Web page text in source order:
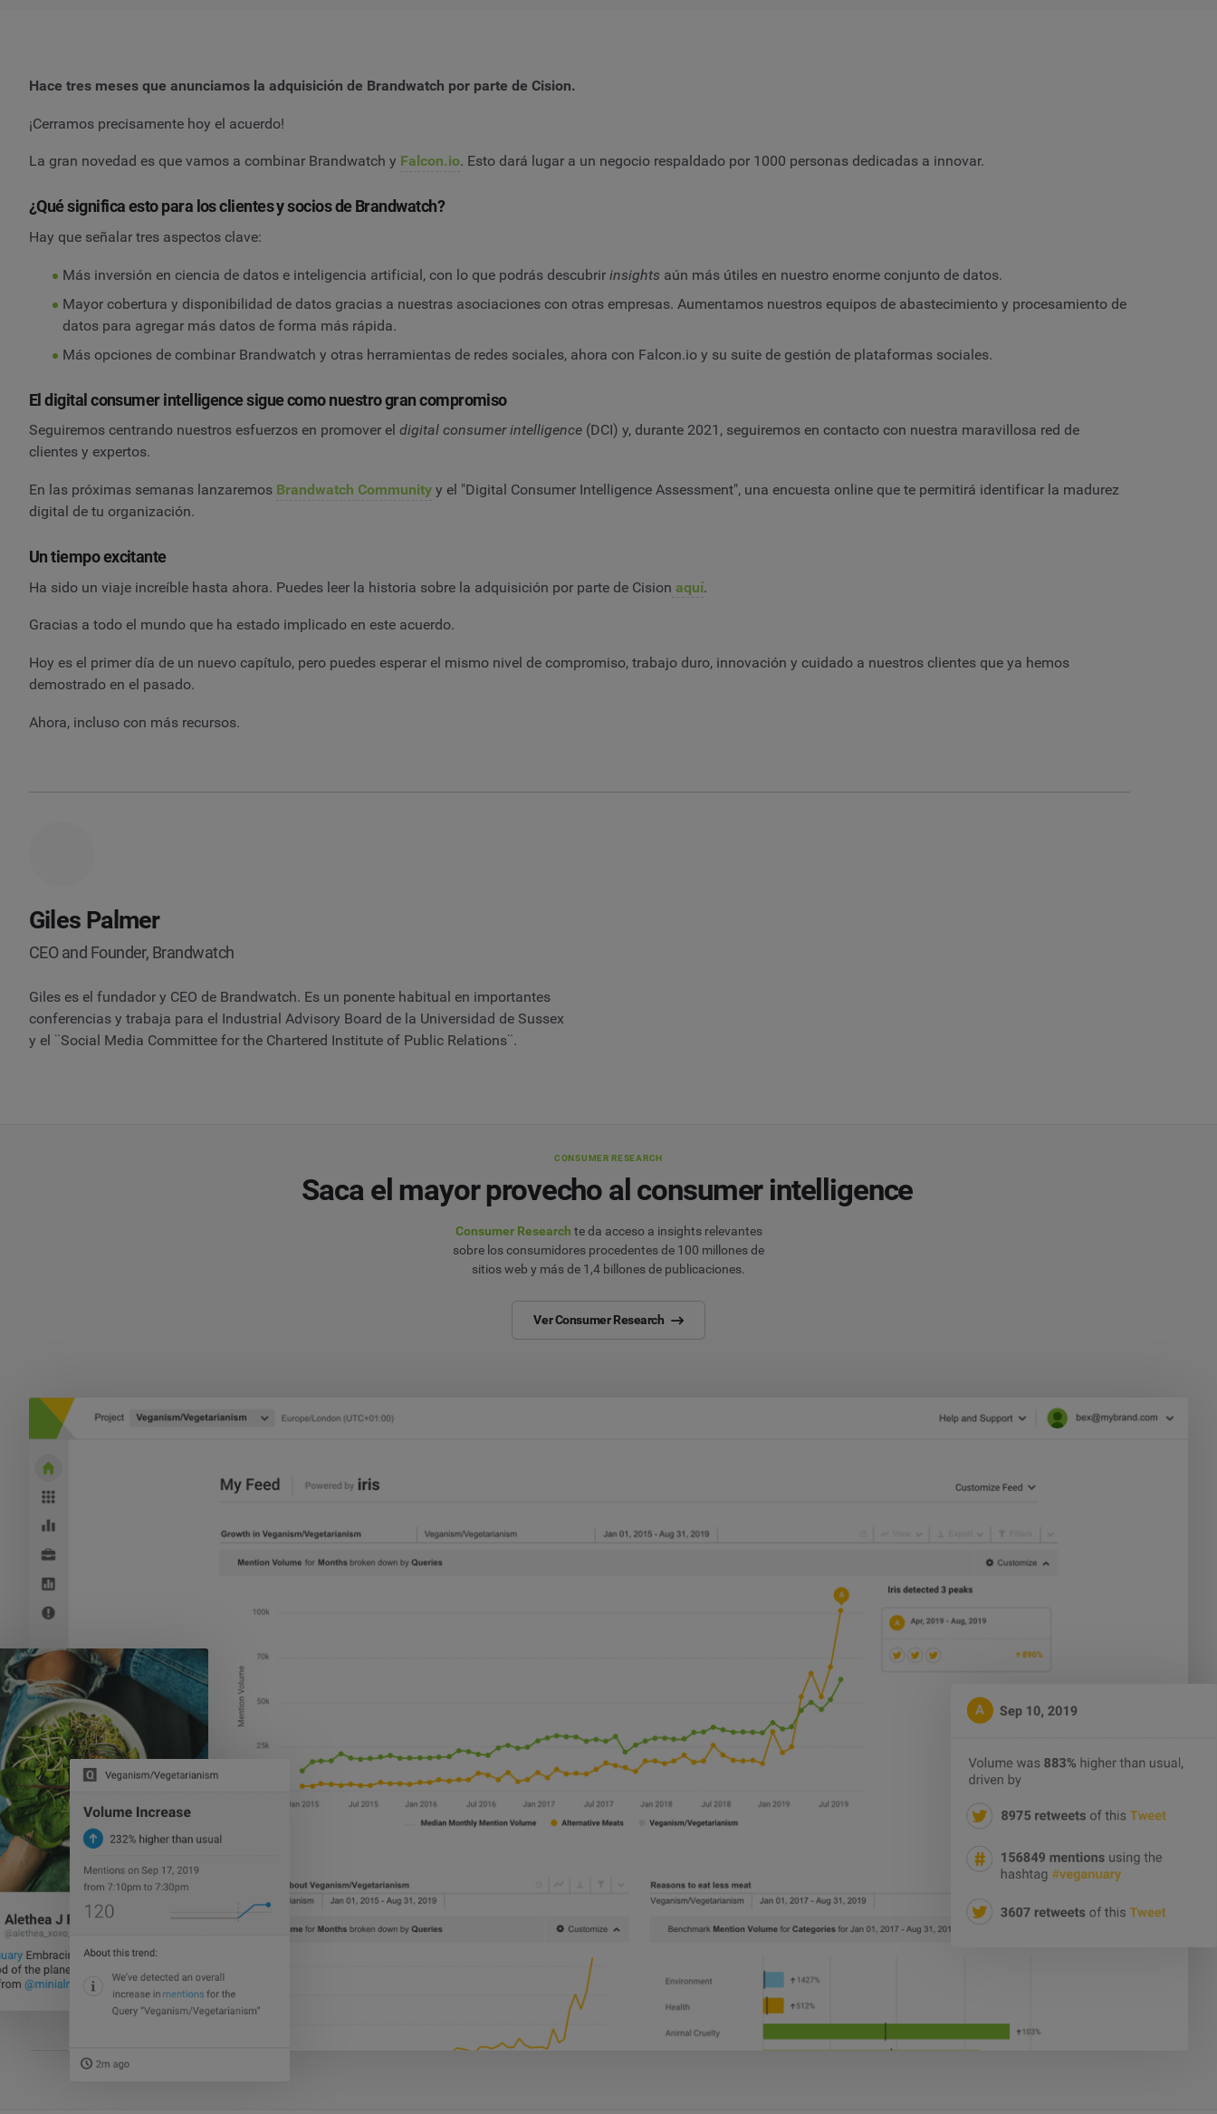
Hace tres meses que anunciamos la adquisición de Brandwatch por parte de Cision.
¡Cerramos precisamente hoy el acuerdo!
La gran novedad es que vamos a combinar Brandwatch y Falcon.io. Esto dará lugar a un negocio respaldado por 1000 personas dedicadas a innovar.
¿Qué significa esto para los clientes y socios de Brandwatch?
Hay que señalar tres aspectos clave:
Más inversión en ciencia de datos e inteligencia artificial, con lo que podrás descubrir insights aún más útiles en nuestro enorme conjunto de datos.
Mayor cobertura y disponibilidad de datos gracias a nuestras asociaciones con otras empresas. Aumentamos nuestros equipos de abastecimiento y procesamiento de
datos para agregar más datos de forma más rápida.
Más opciones de combinar Brandwatch y otras herramientas de redes sociales, ahora con Falcon.io y su suite de gestión de plataformas sociales.
El digital consumer intelligence sigue como nuestro gran compromiso
Seguiremos centrando nuestros esfuerzos en promover el digital consumer intelligence (DCI) y, durante 2021, seguiremos en contacto con nuestra maravillosa red de
clientes y expertos.
En las próximas semanas lanzaremos Brandwatch Community y el "Digital Consumer Intelligence Assessment", una encuesta online que te permitirá identificar la madurez
digital de tu organización.
Un tiempo excitante
Ha sido un viaje increíble hasta ahora. Puedes leer la historia sobre la adquisición por parte de Cision aquí.
Gracias a todo el mundo que ha estado implicado en este acuerdo.
Hoy es el primer día de un nuevo capítulo, pero puedes esperar el mismo nivel de compromiso, trabajo duro, innovación y cuidado a nuestros clientes que ya hemos
demostrado en el pasado.
Ahora, incluso con más recursos.
Giles Palmer
CEO and Founder, Brandwatch
Giles es el fundador y CEO de Brandwatch. Es un ponente habitual en importantes
conferencias y trabaja para el Industrial Advisory Board de la Universidad de Sussex
y el ¨Social Media Committee for the Chartered Institute of Public Relations¨.
CONSUMER RESEARCH
Saca el mayor provecho al consumer intelligence
Consumer Research te da acceso a insights relevantes
sobre los consumidores procedentes de 100 millones de
sitios web y más de 1,4 billones de publicaciones.
Ver Consumer Research